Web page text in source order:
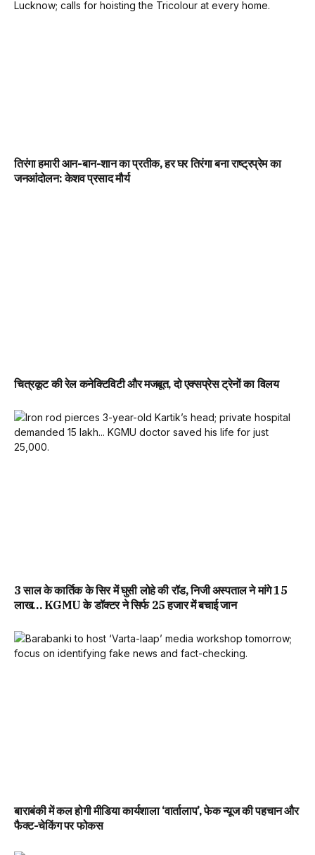
तिरंगा हमारी आन-बान-शान का प्रतीक, हर घर तिरंगा बना राष्ट्रप्रेम का
जनआंदोलन: केशव प्रसाद मौर्य
चित्रकूट की रेल कनेक्टिविटी और मजबूत, दो एक्सप्रेस ट्रेनों का विलय
3 साल के कार्तिक के सिर में घुसी लोहे की रॉड, निजी अस्पताल ने मांगे 15
लाख… KGMU के डॉक्टर ने सिर्फ 25 हजार में बचाई जान
बाराबंकी में कल होगी मीडिया कार्यशाला ‘वार्तालाप’, फेक न्यूज की पहचान और
फैक्ट-चेकिंग पर फोकस